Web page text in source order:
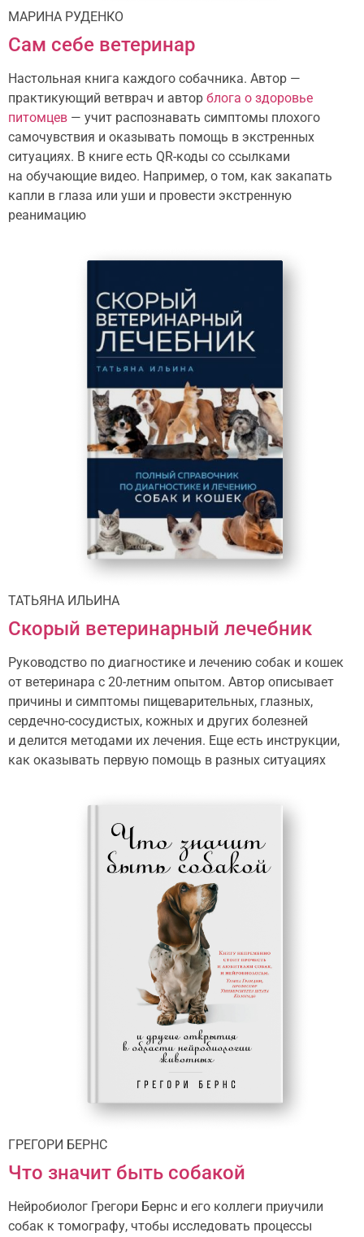
МАРИНА РУДЕНКО
Сам себе ветеринар
Настольная книга каждого собачника. Автор —
практикующий ветврач и автор блога о здоровье
питомцев — учит распознавать симптомы плохого
самочувствия и оказывать помощь в экстренных
ситуациях. В книге есть QR⁠-⁠коды со ссылками
на обучающие видео. Например, о том, как закапать
капли в глаза или уши и провести экстренную
реанимацию
ТАТЬЯНА ИЛЬИНА
Скорый ветеринарный лечебник
Руководство по диагностике и лечению собак и кошек
от ветеринара с 20⁠-⁠летним опытом. Автор описывает
причины и симптомы пищеварительных, глазных,
сердечно-сосудистых, кожных и других болезней
и делится методами их лечения. Еще есть инструкции,
как оказывать первую помощь в разных ситуациях
ГРЕГОРИ БЕРНС
Что значит быть собакой
Нейробиолог Грегори Бернс и его коллеги приучили
собак к томографу, чтобы исследовать процессы